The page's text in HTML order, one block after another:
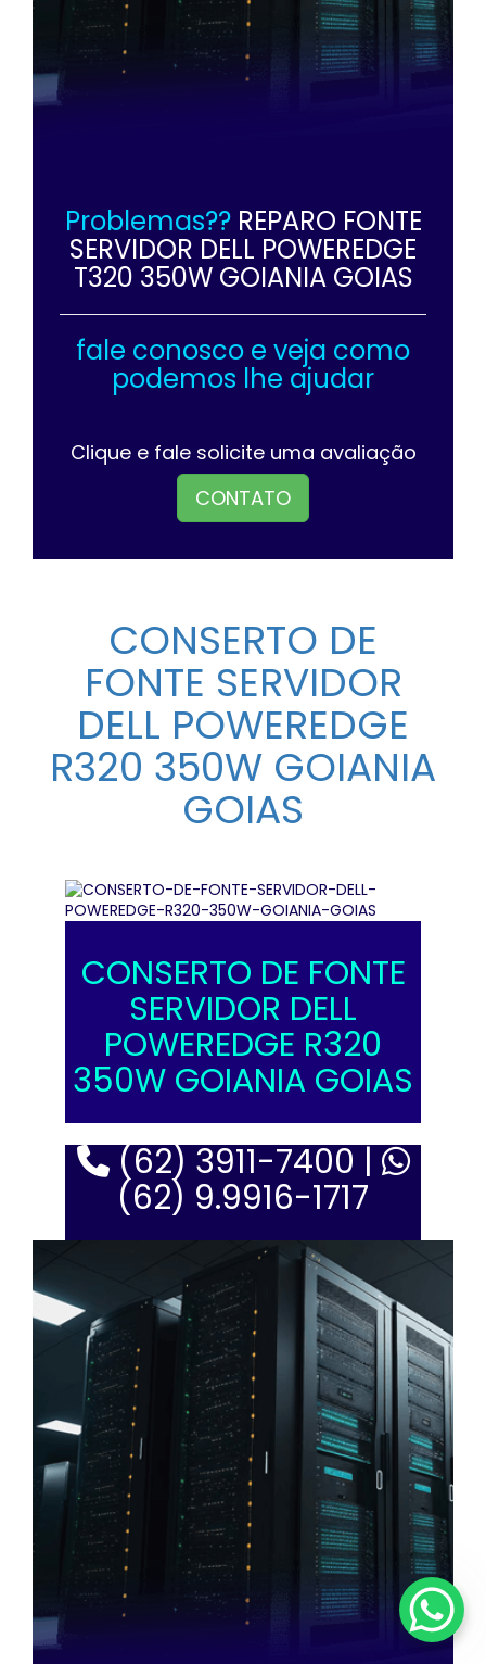
Problemas?? REPARO FONTE
SERVIDOR DELL POWEREDGE
T320 350W GOIANIA GOIAS
fale conosco e veja como
podemos lhe ajudar
Clique e fale solicite uma avaliação
CONTATO
CONSERTO DE
FONTE SERVIDOR
DELL POWEREDGE
R320 350W GOIANIA
GOIAS
CONSERTO DE FONTE
SERVIDOR DELL
POWEREDGE R320
350W GOIANIA GOIAS
(62) 3911-7400 |
(62) 9.9916-1717